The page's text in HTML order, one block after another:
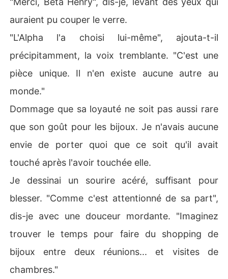
auraient pu couper le verre.
"L'Alpha l'a choisi lui-même", ajouta-t-il
précipitamment, la voix tremblante. "C'est une
pièce unique. Il n'en existe aucune autre au
monde."
Dommage que sa loyauté ne soit pas aussi rare
que son goût pour les bijoux. Je n'avais aucune
envie de porter quoi que ce soit qu'il avait
touché après l'avoir touchée elle.
Je dessinai un sourire acéré, suffisant pour
blesser. "Comme c'est attentionné de sa part",
dis-je avec une douceur mordante. "Imaginez
trouver le temps pour faire du shopping de
bijoux entre deux réunions... et visites de
chambres."